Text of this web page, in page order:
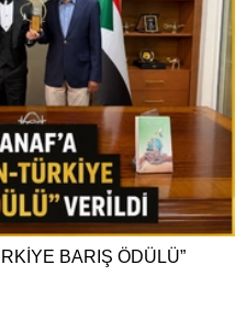
BARIŞ ÖDÜLÜ”